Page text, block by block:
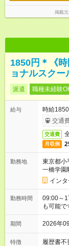
掲載
1850円＊《
ョナルスクー
派遣 職種未経験
給与
時給
交通
交通費
月収例
勤務地
東京都小
一橋学園
イン
勤務時間
09:00～
も可能で
期間 2026年
特徴 履歴書不